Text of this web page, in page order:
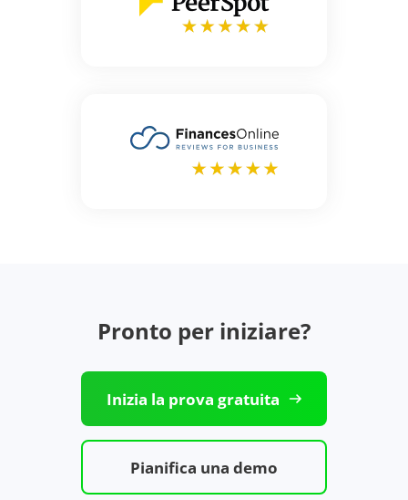
Inizia la prova gratuita
Pianifica una demo